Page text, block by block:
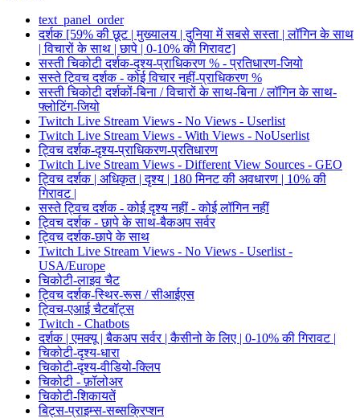
text_panel_order
दर्शक [59% की छूट | मुख्यालय | दुनिया में सबसे सस्ता | लॉगिन के साथ
| विचारों के साथ | छापे | 0-10% की गिरावट]
सस्ती चिकोटी दर्शक-दृश्य-प्राधिकरण % - प्रतिधारण-जियो
सस्ते ट्विच दर्शक - कोई विचार नहीं-प्राधिकरण %
सस्ती चिकोटी दर्शकों-बिना / विचारों के साथ-बिना / लॉगिन के साथ-
फ्लोटिंग-जियो
Twitch Live Stream Views - No Views - Userlist
Twitch Live Stream Views - With Views - NoUserlist
ट्विच दर्शक-दृश्य-प्राधिकरण-प्रतिधारण
Twitch Live Stream Views - Different View Sources - GEO
ट्विच दर्शक | अधिकृत | दृश्य | 180 मिनट की अवधारण | 10% की
गिरावट |
सस्ते ट्विच दर्शक - कोई दृश्य नहीं - कोई लॉगिन नहीं
ट्विच दर्शक - छापे के साथ-बैकअप सर्वर
ट्विच दर्शक-छापे के साथ
Twitch Live Stream Views - No Views - Userlist -
USA/Europe
चिकोटी-लाइव चैट
ट्विच दर्शक-स्थिर-रूस / सीआईएस
ट्विच-एआई चैटबॉट्स
Twitch - Chatbots
दर्शक | एमक्यू | बैकअप सर्वर | कैसीनो के लिए | 0-10% की गिरावट |
चिकोटी-दृश्य-धारा
चिकोटी-दृश्य-वीडियो-क्लिप
चिकोटी - फ़ॉलोअर
चिकोटी-शिकायतें
बिट्स-प्राइम्स-सब्सक्रिप्शन